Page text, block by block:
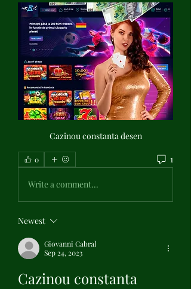
Cazinou constanta desen
0 1
Write a comment...
Newest
Giovanni Cabral
Sep 24, 2023
Cazinou constanta